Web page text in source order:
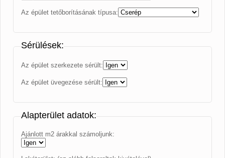
Az épület tetőborításának típusa:
Sérülések:
Az épület szerkezete sérült:
Az épület üvegezése sérült:
Alapterület adatok:
Ajánlott m2 árakkal számoljunk: